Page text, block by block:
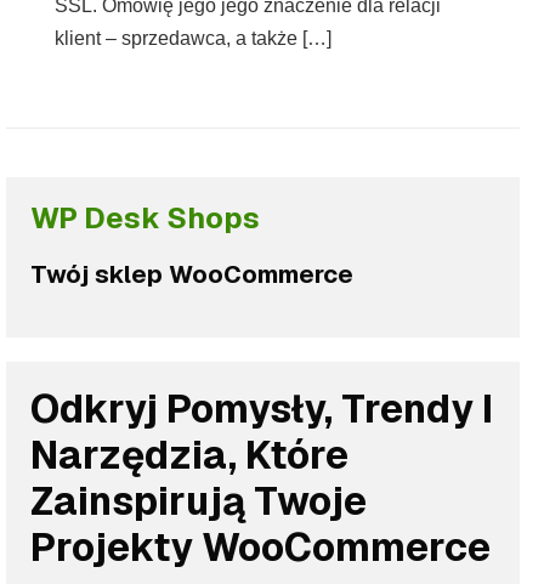
SSL. Omówię jego jego znaczenie dla relacji
klient – sprzedawca, a także […]
WP Desk Shops
Twój sklep WooCommerce
Odkryj Pomysły, Trendy I
Narzędzia, Które
Zainspirują Twoje
Projekty WooCommerce